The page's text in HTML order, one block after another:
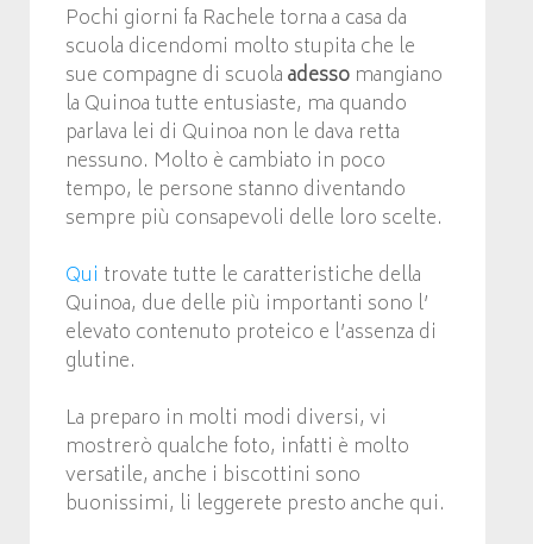
Pochi giorni fa Rachele torna a casa da
scuola dicendomi molto stupita che le
sue compagne di scuolaadesso mangiano
la Quinoa tutte entusiaste, ma quando
parlava lei di Quinoa non le dava retta
nessuno. Molto è cambiato in poco
tempo, le persone stanno diventando
sempre più consapevoli delle loro scelte.
Qui trovate tutte le caratteristiche della
Quinoa, due delle più importanti sono l’
elevato contenuto proteico e l’assenza di
glutine.
La preparo in molti modi diversi, vi
mostrerò qualche foto, infatti è molto
versatile, anche i biscottini sono
buonissimi, li leggerete presto anche qui.